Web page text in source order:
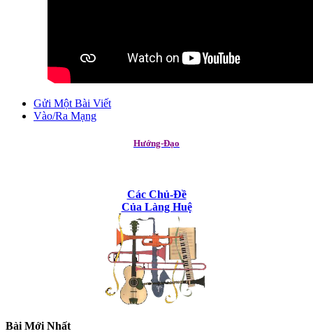
Gửi Một Bài Viết
Vào/Ra Mạng
Hướng-Đạo
Các Chủ-Đề
Của Làng Huệ
Bài Mới Nhất